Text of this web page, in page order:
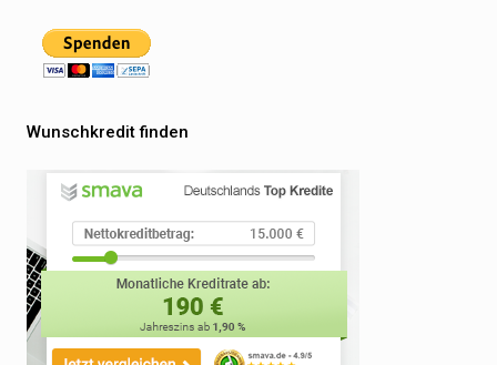
Wunschkredit finden